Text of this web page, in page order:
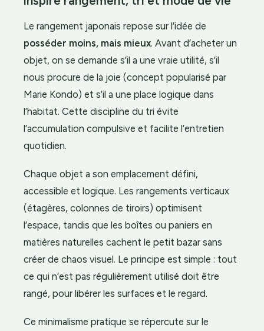
Le rangement japonais repose sur l’idée de
posséder moins, mais mieux. Avant d’acheter un
objet, on se demande s’il a une vraie utilité, s’il
nous procure de la joie (concept popularisé par
Marie Kondo) et s’il a une place logique dans
l’habitat. Cette discipline du tri évite
l’accumulation compulsive et facilite l’entretien
quotidien.
Chaque objet a son emplacement défini,
accessible et logique. Les rangements verticaux
(étagères, colonnes de tiroirs) optimisent
l’espace, tandis que les boîtes ou paniers en
matières naturelles cachent le petit bazar sans
créer de chaos visuel. Le principe est simple : tout
ce qui n’est pas régulièrement utilisé doit être
rangé, pour libérer les surfaces et le regard.
Ce minimalisme pratique se répercute sur le